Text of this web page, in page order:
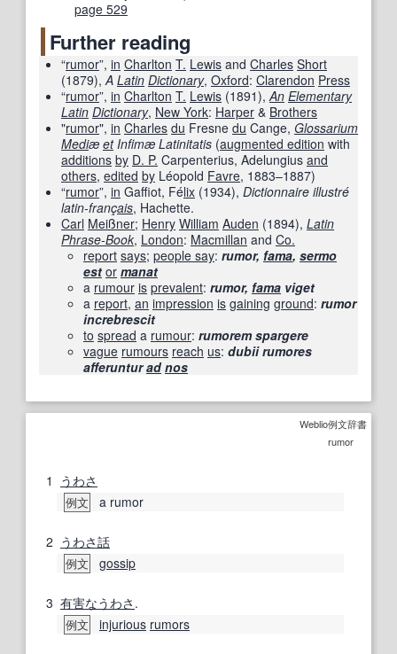
page 529
Further reading
“rumor”, in Charlton T. Lewis and Charles Short
(1879),A Latin Dictionary, Oxford: Clarendon Press
“rumor”, in Charlton T. Lewis (1891),An Elementary
Latin Dictionary, New York: Harper & Brothers
"rumor", in Charles du Fresne du Cange, Glossarium
Mediæ etInfimæ Latinitatis (augmented edition with
additions by D. P. Carpenterius, Adelungius and
others, edited by Léopold Favre, 1883–1887)
“rumor”, in Gaffiot, Félix (1934), Dictionnaire illustré
latin-français, Hachette.
Carl Meißner; Henry William Auden (1894), Latin
Phrase-Book‎, London: Macmillan and Co.
report says; people say: rumor, fama, sermo
est or manat
a rumour is prevalent: rumor, fama viget
a report, an impression is gaining ground: rumor
increbrescit
to spread a rumour: rumorem spargere
vague rumours reach us: dubii rumores
afferunturad nos
Weblio例文辞書
rumor
1 うわさ
例文 a rumor
2 うわさ話
例文 gossip
3 有害なうわさ .
例文 injurious rumors